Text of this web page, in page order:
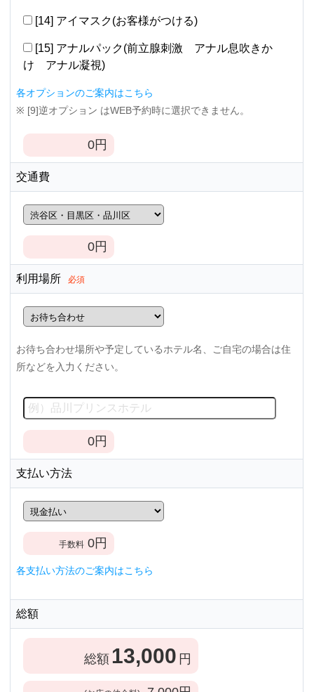
[14] アイマスク(お客様がつける)
[15] アナルパック(前立腺刺激 アナル息吹きか
け アナル凝視)
各オプションのご案内はこちら
※ [9]逆オプション はWEB予約時に選択できません。
0円
交通費
0円
利用場所 必須
お待ち合わせ場所や予定しているホテル名、ご自宅の場合は住
所などを入力ください。
0円
支払い方法
手数料 0円
各支払い方法のご案内はこちら
総額
総額 13,000 円